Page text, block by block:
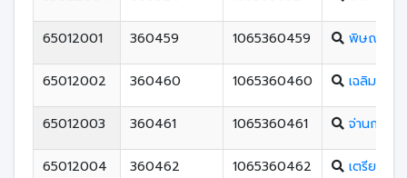
65012001 360459 1065360459 พิษณุโลก
65012002 360460 1065360460 เฉลิมขวัญ
65012003 360461 1065360461 จ่านกร้อง
65012004 360462 1065360462 เตรียมอุด